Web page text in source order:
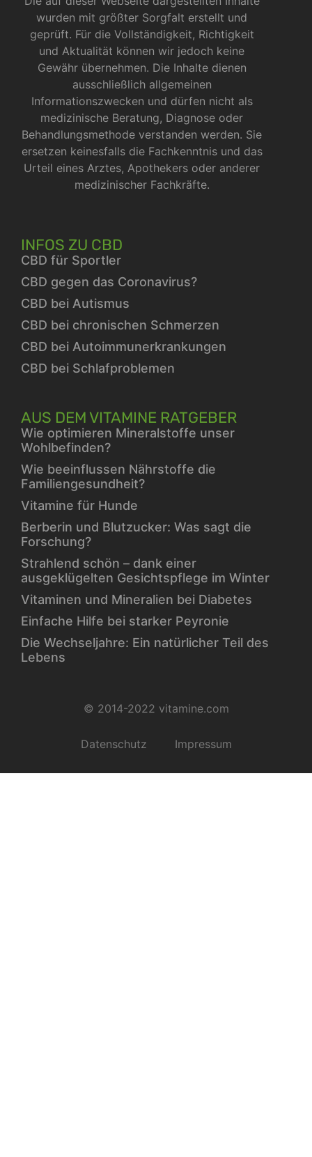
wurden mit größter Sorgfalt erstellt und
geprüft. Für die Vollständigkeit, Richtigkeit
und Aktualität können wir jedoch keine
Gewähr übernehmen. Die Inhalte dienen
ausschließlich allgemeinen
Informationszwecken und dürfen nicht als
medizinische Beratung, Diagnose oder
Behandlungsmethode verstanden werden. Sie
ersetzen keinesfalls die Fachkenntnis und das
Urteil eines Arztes, Apothekers oder anderer
medizinischer Fachkräfte.
INFOS ZU CBD
CBD für Sportler
CBD gegen das Coronavirus?
CBD bei Autismus
CBD bei chronischen Schmerzen
CBD bei Autoimmunerkrankungen
CBD bei Schlafproblemen
AUS DEM VITAMINE RATGEBER
Wie optimieren Mineralstoffe unser
Wohlbefinden?
Wie beeinflussen Nährstoffe die
Familiengesundheit?
Vitamine für Hunde
Berberin und Blutzucker: Was sagt die
Forschung?
Strahlend schön – dank einer
ausgeklügelten Gesichtspflege im Winter
Vitaminen und Mineralien bei Diabetes
Einfache Hilfe bei starker Peyronie
Die Wechseljahre: Ein natürlicher Teil des
Lebens
© 2014-2022 vitamine.com
Datenschutz Impressum